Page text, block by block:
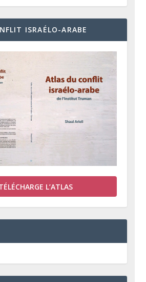
ISRAÉLO-ARABE
L’ATLAS